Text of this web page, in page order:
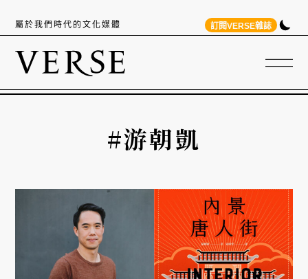
屬於我們時代的文化媒體 訂閱VERSE雜誌
#游朝凱